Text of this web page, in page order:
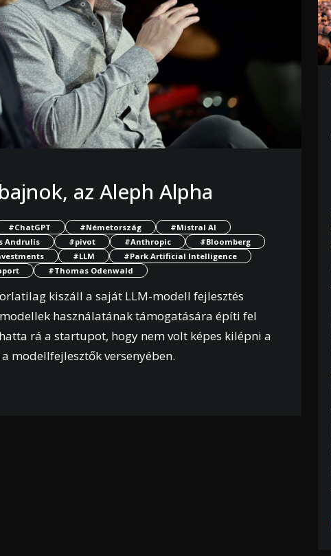
az Aleph Alpha
#ChatGPT #Németország
#Mistral AI
Andrulis #pivot #Anthropic
#Bloomberg
#LLM
#Park Artificial Intelligence
#Thomas Odenwald
kiszáll a saját LLM-modell fejlesztés
használatának támogatására építi fel
rá a startupot, hogy nem volt képes kilépni a
modellfejlesztők versenyében.